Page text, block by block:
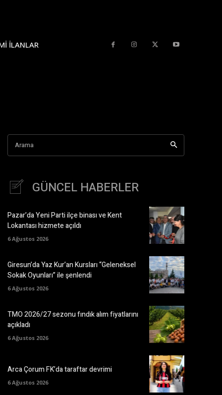
İLANLAR
Arama
GÜNCEL HABERLER
Pazar’da Yeni Parti ilçe binası ve Kent
Lokantası hizmete açıldı
6 Ağustos 2026
Giresun’da Yaz Kur’an Kursları “Geleneksel
Sokak Oyunları” ile şenlendi
6 Ağustos 2026
TMO 2026/27 sezonu fındık alım fiyatlarını
açıkladı
6 Ağustos 2026
Arca Çorum FK’da taraftar devrimi
6 Ağustos 2026